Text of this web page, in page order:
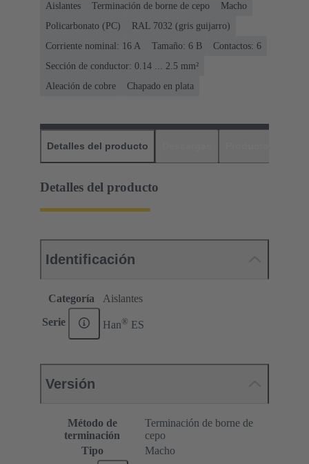
Aislantes Terminación de borne de cepo
Macho
Policarbonato (PC)
RAL 7032 (gris guijarro)
Corriente nominal: ‌16 A
Tamaño: 6 B
Contactos: 6
Sección de conductor: 0.14 ... 2.5 mm²
Aleación de cobre
Chapado en plata
Detalles del producto
Detalles del producto
Identificación
Categoría Aislantes
Serie Han® ES
Versión
Método de
terminación
Terminación de borne de
cepo
Tipo
Macho